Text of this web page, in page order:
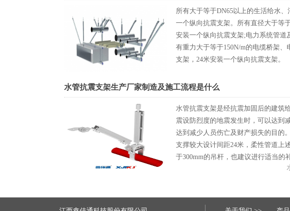
所有大于等于DN65以上的生活给水
一个纵向抗震支架。所有直径大于等
安装一个纵向抗震支架;电力系统管道
有重力大于等于150N/m的电缆桥架
支架，24米安装一个纵向抗震支架。
水管抗震支架生产厂家制造及施工流程是什么
水管抗震支架是经抗震加固后的建筑
震设防烈度的地震发生时，可以达到
达到减少人员伤亡及财产损失的目的
支撑较大设计间距24米，柔性管道上
于300mm的吊杆，也建议进行适当的